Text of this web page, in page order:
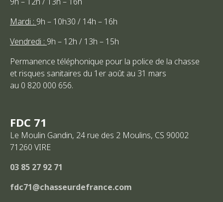
FDC 71
Le Moulin Gandin, 24 rue des 2 Moulins, CS 90002
71260 VIRE
03 85 27 92 71
fdc71@chasseurdefrance.com
Mardi : 9h – 10h30 / 14h – 16h
Vendredi : 9h – 12h / 13h – 15h
Permanence téléphonique pour la police de la chasse
et risques sanitaires du 1er août au 31 mars
au 0 820 000 656.